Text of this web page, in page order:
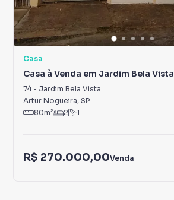
Casa
Casa à Venda em Jardim Bela Vista
74- Jardim Bela Vista
Artur Nogueira, SP
80m² 2 1
R$ 270.000,00Venda